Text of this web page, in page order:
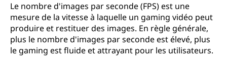
Le nombre d'images par seconde (FPS) est une
mesure de la vitesse à laquelle un gaming vidéo peut
produire et restituer des images. En règle générale,
plus le nombre d'images par seconde est élevé, plus
le gaming est fluide et attrayant pour les utilisateurs.